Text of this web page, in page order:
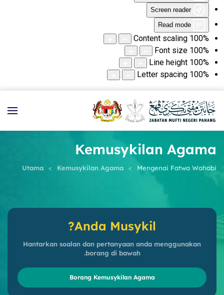
Screen reader
Read mode
Content scaling 100%
Font size 100%
Line height 100%
Letter spacing 100%
Kemusykilan Agama
Utama Kemusykilan Agama Mengenai Fatwa Wahabi
Anda Musykil?
Hantarkan soalan dan pertanyaan anda menggunakan
borang di bawah.
Borang Kemusykilan Agama